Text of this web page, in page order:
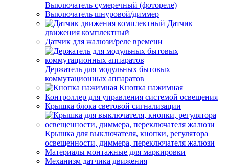
Выключатель сумеречный (фотореле)
Выключатель шнуровой/диммер
Датчик
движения комплектный
Датчик для жалюзи/реле времени
Держатель для модульных бытовых
коммутационных аппаратов
Кнопка нажимная
Контроллер для управления системой освещения
Крышка блока световой сигнализации
Крышка для выключателя, кнопки, регулятора
освещенности, диммера, переключателя жалюзи
Материалы монтажные для маркировки
Механизм датчика движения